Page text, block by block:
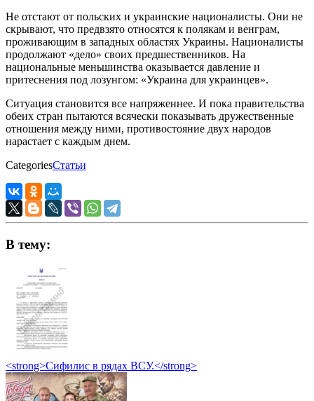
Не отстают от польских и украинские националисты. Они не
скрывают, что предвзято относятся к полякам и венграм,
проживающим в западных областях Украины. Националисты
продолжают «дело» своих предшественников. На
национальные меньшинства оказывается давление и
притеснения под лозунгом: «Украина для украинцев».
Ситуация становится все напряженнее. И пока правительства
обеих стран пытаются всячески показывать дружественные
отношения между ними, противостояние двух народов
нарастает с каждым днем.
CategoriesСтатьи
В тему:
<strong>Сифилис в рядах ВСУ.</strong>